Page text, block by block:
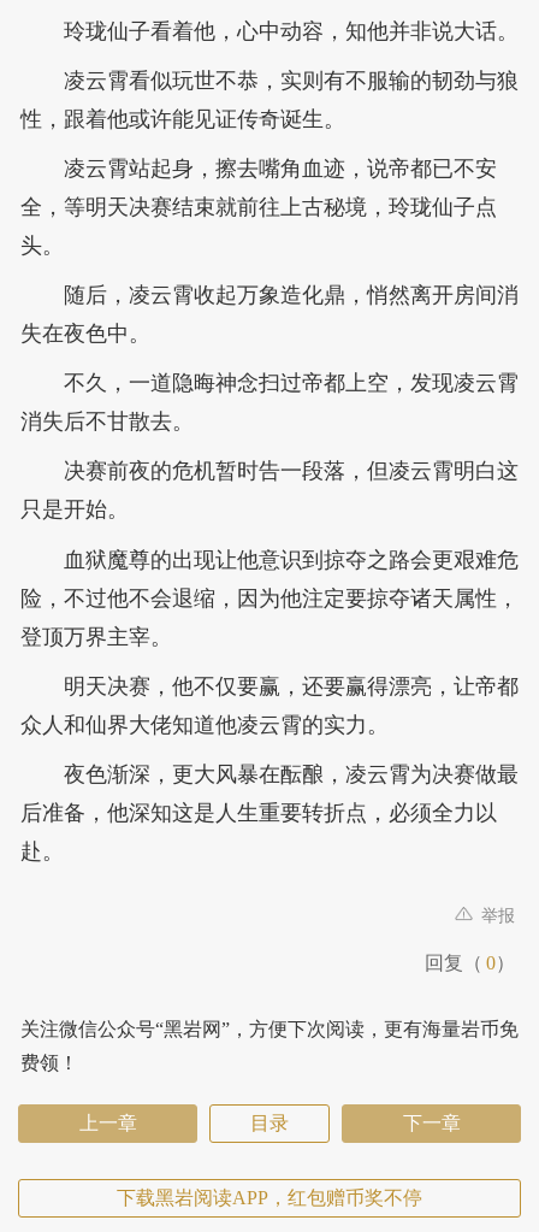
玲珑仙子看着他，心中动容，知他并非说大话。
凌云霄看似玩世不恭，实则有不服输的韧劲与狼
性，跟着他或许能见证传奇诞生。
凌云霄站起身，擦去嘴角血迹，说帝都已不安
全，等明天决赛结束就前往上古秘境，玲珑仙子点
头。
随后，凌云霄收起万象造化鼎，悄然离开房间消
失在夜色中。
不久，一道隐晦神念扫过帝都上空，发现凌云霄
消失后不甘散去。
决赛前夜的危机暂时告一段落，但凌云霄明白这
只是开始。
血狱魔尊的出现让他意识到掠夺之路会更艰难危
险，不过他不会退缩，因为他注定要掠夺诸天属性，
登顶万界主宰。
明天决赛，他不仅要赢，还要赢得漂亮，让帝都
众人和仙界大佬知道他凌云霄的实力。
夜色渐深，更大风暴在酝酿，凌云霄为决赛做最
后准备，他深知这是人生重要转折点，必须全力以
赴。
举报
回复（ 0）
关注微信公众号“黑岩网”，方便下次阅读，更有海量岩币免
费领！
上一章 目录 下一章
下载黑岩阅读APP，红包赠币奖不停